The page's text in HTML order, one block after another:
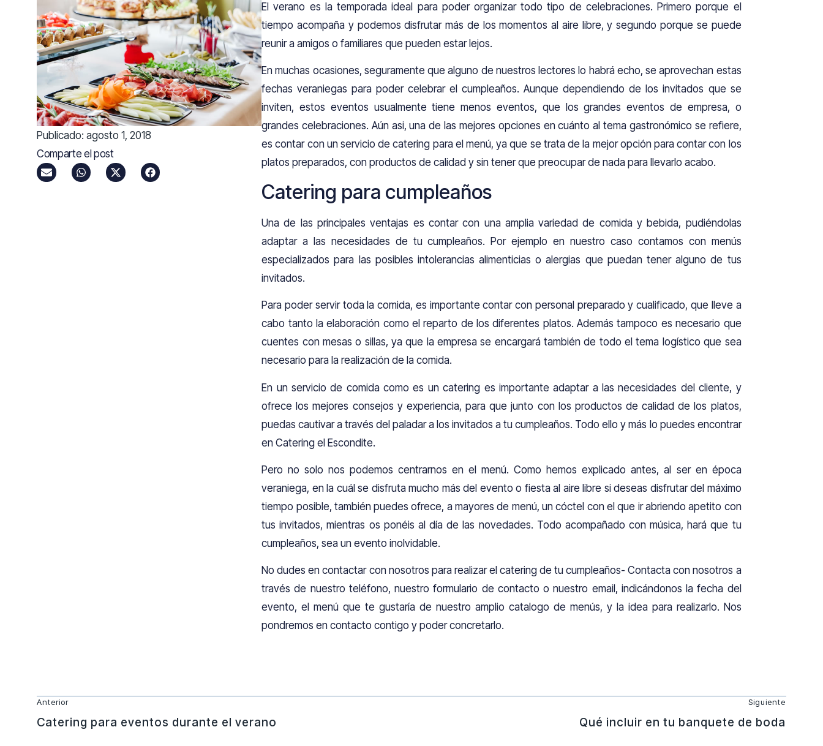
Publicado: agosto 1, 2018
Comparte el post
El verano es la temporada ideal para poder organizar todo tipo de celebraciones. Primero porque el
tiempo acompaña y podemos disfrutar más de los momentos al aire libre, y segundo porque se puede
reunir a amigos o familiares que pueden estar lejos.
En muchas ocasiones, seguramente que alguno de nuestros lectores lo habrá echo, se aprovechan estas
fechas veraniegas para poder celebrar el cumpleaños. Aunque dependiendo de los invitados que se
inviten, estos eventos usualmente tiene menos eventos, que los grandes eventos de empresa, o
grandes celebraciones. Aún asi, una de las mejores opciones en cuánto al tema gastronómico se refiere,
es contar con un servicio de catering para el menú, ya que se trata de la mejor opción para contar con los
platos preparados, con productos de calidad y sin tener que preocupar de nada para llevarlo acabo.
Catering para cumpleaños
Una de las principales ventajas es contar con una amplia variedad de comida y bebida, pudiéndolas
adaptar a las necesidades de tu cumpleaños. Por ejemplo en nuestro caso contamos con menús
especializados para las posibles intolerancias alimenticias o alergias que puedan tener alguno de tus
invitados.
Para poder servir toda la comida, es importante contar con personal preparado y cualificado, que lleve a
cabo tanto la elaboración como el reparto de los diferentes platos. Además tampoco es necesario que
cuentes con mesas o sillas, ya que la empresa se encargará también de todo el tema logístico que sea
necesario para la realización de la comida.
En un servicio de comida como es un catering es importante adaptar a las necesidades del cliente, y
ofrece los mejores consejos y experiencia, para que junto con los productos de calidad de los platos,
puedas cautivar a través del paladar a los invitados a tu cumpleaños. Todo ello y más lo puedes encontrar
en Catering el Escondite.
Pero no solo nos podemos centrarnos en el menú. Como hemos explicado antes, al ser en época
veraniega, en la cuál se disfruta mucho más del evento o fiesta al aire libre si deseas disfrutar del máximo
tiempo posible, también puedes ofrece, a mayores de menú, un cóctel con el que ir abriendo apetito con
tus invitados, mientras os ponéis al día de las novedades. Todo acompañado con música, hará que tu
cumpleaños, sea un evento inolvidable.
No dudes en contactar con nosotros para realizar el catering de tu cumpleaños- Contacta con nosotros a
través de nuestro teléfono, nuestro formulario de contacto o nuestro email, indicándonos la fecha del
evento, el menú que te gustaría de nuestro amplio catalogo de menús, y la idea para realizarlo. Nos
pondremos en contacto contigo y poder concretarlo.
Anterior
Catering para eventos durante el verano
Siguiente
Qué incluir en tu banquete de boda